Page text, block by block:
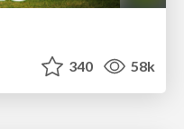
340 58k